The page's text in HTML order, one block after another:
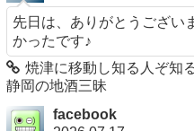
先日は、ありがとうござい
かったです♪
焼津に移動し知る人ぞ知
静岡の地酒三昧
facebook